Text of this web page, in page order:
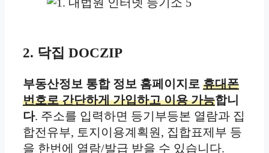
2. 닥집 DOCZIP
부동산정보 통합 정보 홈페이지로 휴대폰
번호로 간단하게 가입하고 이용 가능합니
다. 주소를 입력하면 등기부등본 열람과 집
합전유부, 토지이용계획원, 집합표제부 등
을 한번에 열람/발급 받을 수 있습니다.